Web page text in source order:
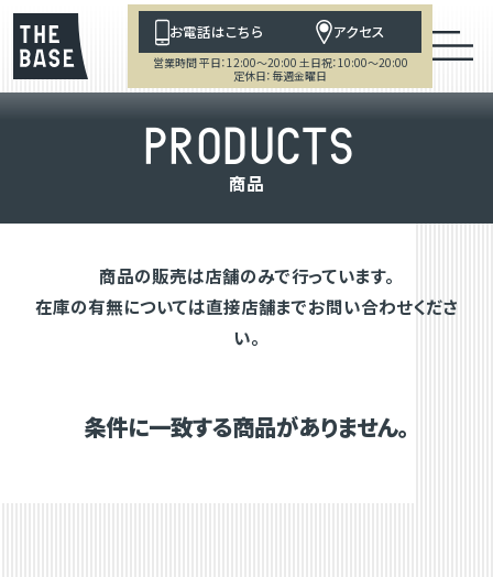
お電話はこちら アクセス
営業時間 平日：12:00～20:00 土日祝：10:00～20:00
定休日：毎週金曜日
PRODUCTS
商品
商品の販売は店舗のみで行っています。
在庫の有無については直接店舗までお問い合わせくださ
い。
条件に一致する商品がありません。